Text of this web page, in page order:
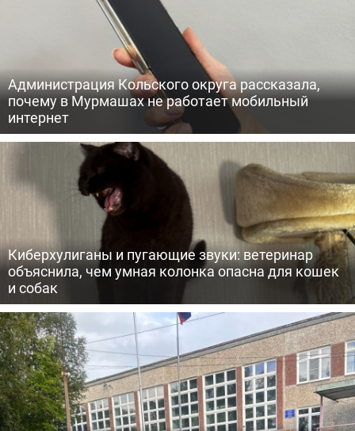
Администрация Кольского округа рассказала,
почему в Мурмашах не работает мобильный
интернет
Киберхулиганы и пугающие звуки: ветеринар
объяснила, чем умная колонка опасна для кошек
и собак